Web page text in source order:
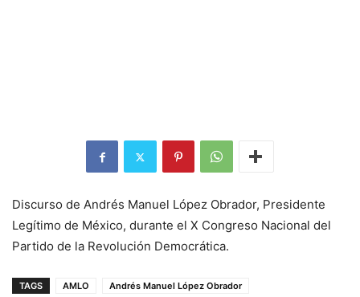
Discurso de Andrés Manuel López Obrador, Presidente
Legítimo de México, durante el X Congreso Nacional del
Partido de la Revolución Democrática.
TAGS AMLO
Andrés Manuel López Obrador